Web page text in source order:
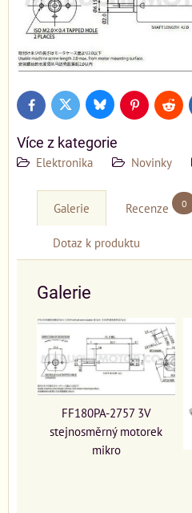
FacebookTwitter BlueskyPinterestReddit
Více z kategorie
Elektronika Novinky
Galerie Recenze 0
Dotaz k produktu
Galerie
FF180PA-2757 3V
stejnosměrný motorek
mikro